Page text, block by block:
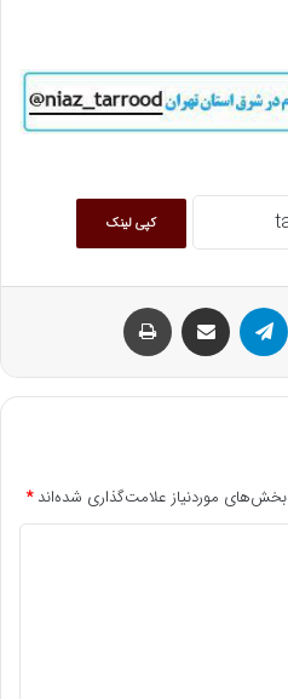
کپی لینک
بخش‌های موردنیاز علامت‌گذاری شده‌اند*